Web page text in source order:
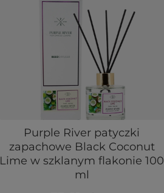
Purple River patyczki
zapachowe Black Coconut
Lime w szklanym flakonie 100
ml